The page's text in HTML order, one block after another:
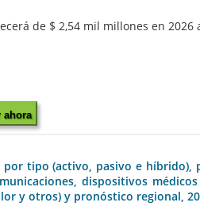
de $ 2,54 mil millones en 2026
ahora
tipo (activo, pasivo e
dispositivos
y otros) y pronóstico regional,